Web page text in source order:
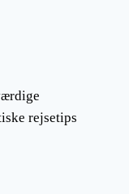
rejsetips